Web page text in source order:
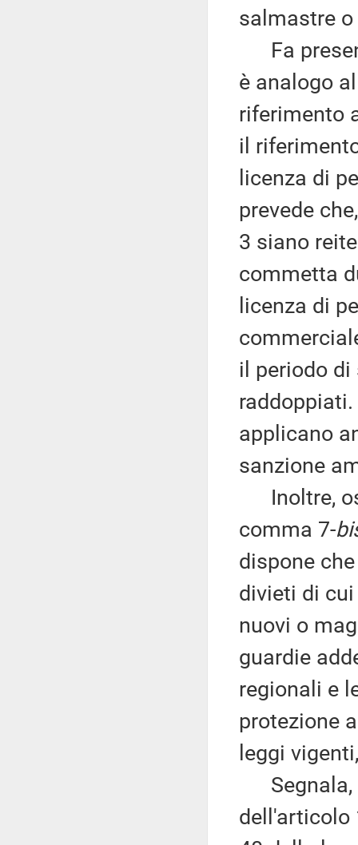
salmastre
Fa
è analogo
riferimento
il
licenza di
prevede
3 siano
commetta
licenza di
il periodo di
applicano
sanzione
Inoltre,
comma 7-
dispone
divieti di
nuovi o
guardie
regionali e
protezione
leggi
Segnala,
dell'articolo